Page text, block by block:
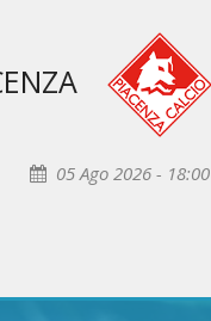
05 Ago 2026 - 18:00